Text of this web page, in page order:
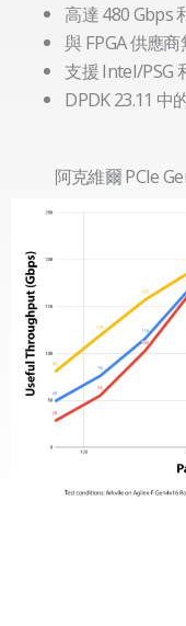
高達 480 Gbps
與 FPGA 供應
支援 Intel/PSG
DPDK 23.11 中
阿克維爾 PCIe